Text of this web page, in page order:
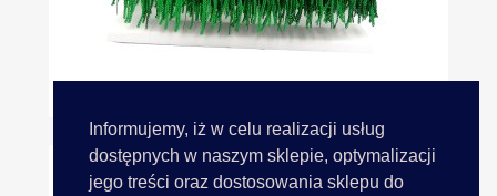
Informujemy, iż w celu realizacji usług
dostępnych w naszym sklepie, optymalizacji
jego treści oraz dostosowania sklepu do
Frędzle Cekinowe 20cm...